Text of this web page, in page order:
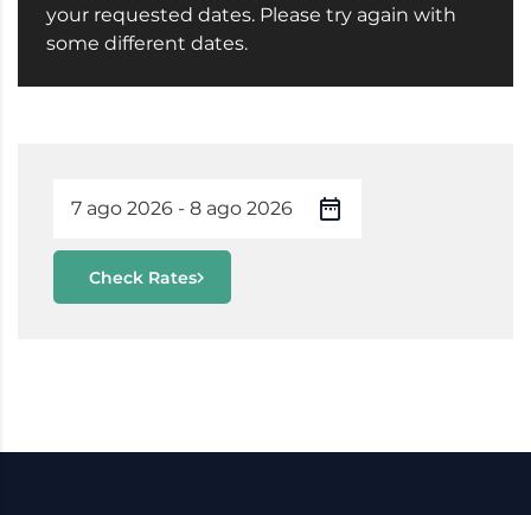
your requested dates. Please try again with
some different dates.
Check Rates